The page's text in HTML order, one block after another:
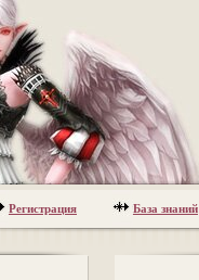
Регистрация База знаний